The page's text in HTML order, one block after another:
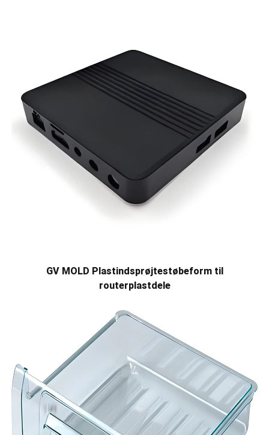
GV MOLD Plastindsprøjtestøbeform til
routerplastdele